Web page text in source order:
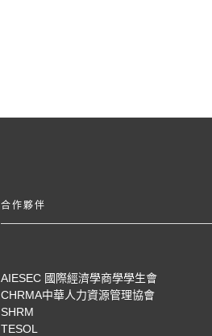
合作夥伴
AIESEC 國際經濟學商學學生會
CHRMA中華人力資源管理協會
SHRM
TESOL